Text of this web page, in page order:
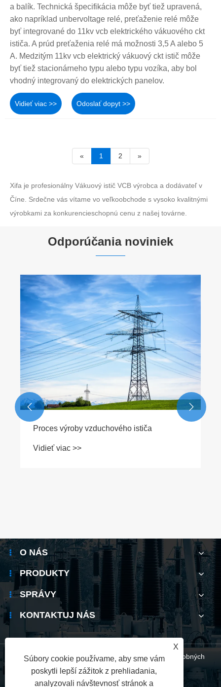
a balík. Technická špecifikácia môže byť tiež upravená,
ako napríklad unbervoltage relé, preťaženie relé môže
byť integrované do 11kv vcb elektrického vákuového ckt
ističa. A prúd preťaženia relé má možnosti 3,5 A alebo 5
A. Medzitým 11kv vcb elektrický vákuový ckt istič môže
byť tiež stacionárneho typu alebo typu vozíka, aby bol
vhodný integrovaný do elektrických panelov.
Vidieť viac >> Odoslať dopyt >>
« 1 2 »
Xifa je profesionálny Vákuový istič VCB výrobca a dodávateľ v
Číne. Srdečne vás vítame vo veľkoobchode s vysoko kvalitnými
výrobkami za konkurencieschopnú cenu z našej továrne.
Odporúčania noviniek
Proces výroby vzduchového ističa
Vidieť viac >>
 
O NÁS
PRODUKTY
SPRÁVY
KONTAKTUJ NÁS
Links | Sitemap | RSS | XML Zásady ochrany osobných
údajov
X
Súbory cookie používame, aby sme vám
poskytli lepší zážitok z prehliadania,
analyzovali návštevnosť stránok a